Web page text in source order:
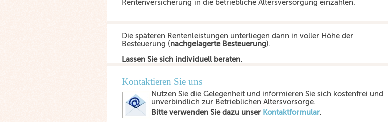
Rentenversicherung in die betriebliche Altersversorgung einzahlen.
Die späteren Rentenleistungen unterliegen dann in voller Höhe der
Besteuerung (nachgelagerte Besteuerung).
Lassen Sie sich individuell beraten.
Kontaktieren Sie uns
Nutzen Sie die Gelegenheit und informieren Sie sich kostenfrei und
unverbindlich zur Betrieblichen Altersvorsorge.
Bitte verwenden Sie dazu unser Kontaktformular.